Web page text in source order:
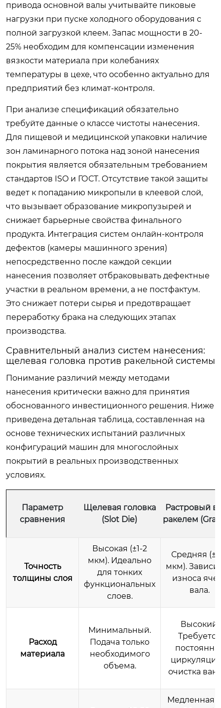
привода основной валы учитывайте пиковые
нагрузки при пуске холодного оборудования с
полной загрузкой клеем. Запас мощности в 20-
25% необходим для компенсации изменения
вязкости материала при колебаниях
температуры в цехе, что особенно актуально для
предприятий без климат-контроля.
При анализе спецификаций обязательно
требуйте данные о классе чистоты нанесения.
Для пищевой и медицинской упаковки наличие
зон ламинарного потока над зоной нанесения
покрытия является обязательным требованием
стандартов ISO и ГОСТ. Отсутствие такой защиты
ведет к попаданию микропыли в клеевой слой,
что вызывает образование микропузырей и
снижает барьерные свойства финального
продукта. Интеграция систем онлайн-контроля
дефектов (камеры машинного зрения)
непосредственно после каждой секции
нанесения позволяет отбраковывать дефектные
участки в реальном времени, а не постфактум.
Это снижает потери сырья и предотвращает
переработку брака на следующих этапах
производства.
Сравнительный анализ систем нанесения:
щелевая головка против ракельной системы
Понимание различий между методами
нанесения критически важно для принятия
обоснованного инвестиционного решения. Ниже
приведена детальная таблица, составленная на
основе технических испытаний различных
конфигураций машин для многослойных
покрытий в реальных производственных
условиях.
Параметр
сравнения
Щелевая головка
(Slot Die)
Растровый
ракелем
Точность
толщины слоя
Высокая (±1-2
мкм). Идеально
для тонких
функциональных
слоев.
Средняя
мкм).
износа
вала.
Расход
материала
Минимальный.
Подача только
необходимого
объема.
Высокий.
Требуется
очистка
Медленная